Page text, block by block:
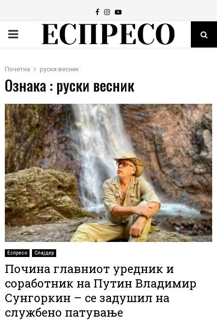
Facebook
Instagram
Youtube
PRIMARY
Почетна руски весник
Ознака : руски весник
Еспресо Слајдер
Почина главниот уредник и
соработник на Путин Владимир
Сунгоркин – се задушил на
службено патување